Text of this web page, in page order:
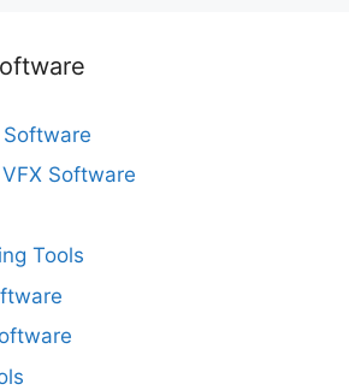
Software
Software
Tools